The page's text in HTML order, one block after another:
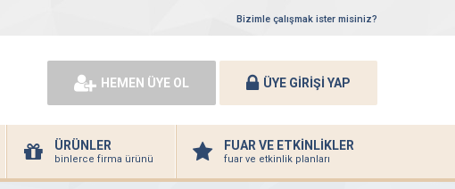
Bizimle çalışmak ister misiniz?
HEMEN ÜYE OL ÜYE GİRİŞİ YAP
ÜRÜNLER
binlerce firma ürünü
FUAR VE ETKİNLİKLER
fuar ve etkinlik planları